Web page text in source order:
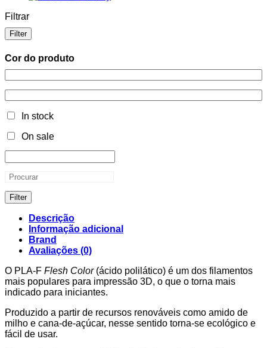
Filtrar
Filter
Cor do produto
In stock
On sale
Filter
Descrição
Informação adicional
Brand
Avaliações (0)
O PLA-F Flesh Color(ácido polilático) é um dos filamentos
mais populares para impressão 3D, o que o torna mais
indicado para iniciantes.
Produzido a partir de recursos renováveis como amido de
milho e cana-de-açúcar, nesse sentido torna-se ecológico e
fácil de usar.